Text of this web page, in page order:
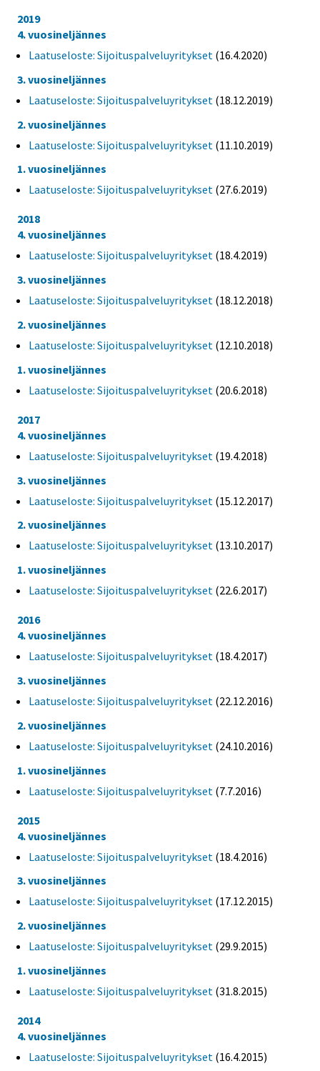
2019
4. vuosineljännes
Laatuseloste: Sijoituspalveluyritykset (16.4.2020)
3. vuosineljännes
Laatuseloste: Sijoituspalveluyritykset (18.12.2019)
2. vuosineljännes
Laatuseloste: Sijoituspalveluyritykset (11.10.2019)
1. vuosineljännes
Laatuseloste: Sijoituspalveluyritykset (27.6.2019)
2018
4. vuosineljännes
Laatuseloste: Sijoituspalveluyritykset (18.4.2019)
3. vuosineljännes
Laatuseloste: Sijoituspalveluyritykset (18.12.2018)
2. vuosineljännes
Laatuseloste: Sijoituspalveluyritykset (12.10.2018)
1. vuosineljännes
Laatuseloste: Sijoituspalveluyritykset (20.6.2018)
2017
4. vuosineljännes
Laatuseloste: Sijoituspalveluyritykset (19.4.2018)
3. vuosineljännes
Laatuseloste: Sijoituspalveluyritykset (15.12.2017)
2. vuosineljännes
Laatuseloste: Sijoituspalveluyritykset (13.10.2017)
1. vuosineljännes
Laatuseloste: Sijoituspalveluyritykset (22.6.2017)
2016
4. vuosineljännes
Laatuseloste: Sijoituspalveluyritykset (18.4.2017)
3. vuosineljännes
Laatuseloste: Sijoituspalveluyritykset (22.12.2016)
2. vuosineljännes
Laatuseloste: Sijoituspalveluyritykset (24.10.2016)
1. vuosineljännes
Laatuseloste: Sijoituspalveluyritykset (7.7.2016)
2015
4. vuosineljännes
Laatuseloste: Sijoituspalveluyritykset (18.4.2016)
3. vuosineljännes
Laatuseloste: Sijoituspalveluyritykset (17.12.2015)
2. vuosineljännes
Laatuseloste: Sijoituspalveluyritykset (29.9.2015)
1. vuosineljännes
Laatuseloste: Sijoituspalveluyritykset (31.8.2015)
2014
4. vuosineljännes
Laatuseloste: Sijoituspalveluyritykset (16.4.2015)